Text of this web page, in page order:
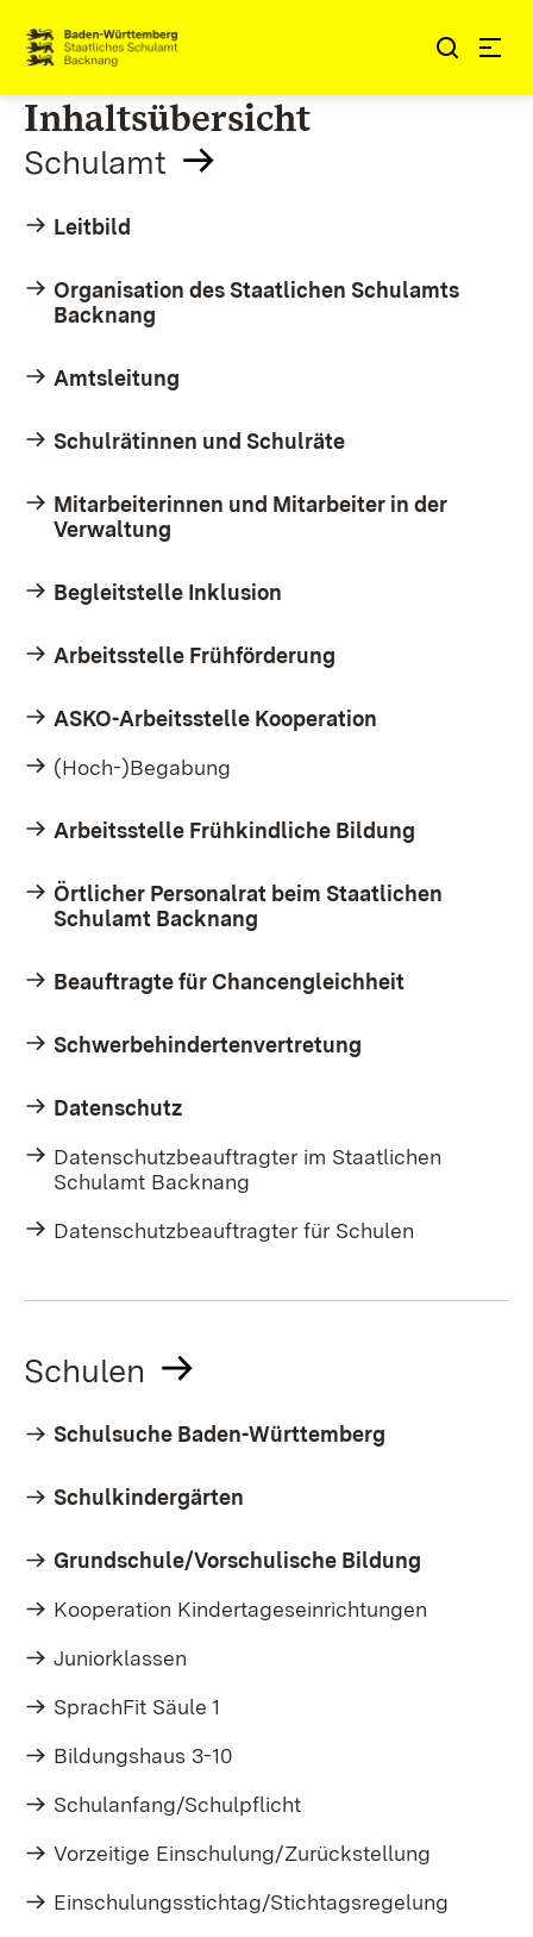
Zum Inhalt springen
Link zur Startseite
Inhaltsübersicht
Schulamt
Leitbild
Organisation des Staatlichen Schulamts
Backnang
Amtsleitung
Schulrätinnen und Schulräte
Mitarbeiterinnen und Mitarbeiter in der
Verwaltung
Begleitstelle Inklusion
Arbeitsstelle Frühförderung
ASKO-Arbeitsstelle Kooperation
(Hoch-)Begabung
Arbeitsstelle Frühkindliche Bildung
Örtlicher Personalrat beim Staatlichen
Schulamt Backnang
Beauftragte für Chancengleichheit
Schwerbehindertenvertretung
Datenschutz
Datenschutzbeauftragter im Staatlichen
Schulamt Backnang
Datenschutzbeauftragter für Schulen
Schulen
Schulsuche Baden-Württemberg
Schulkindergärten
Grundschule/Vorschulische Bildung
Kooperation Kindertageseinrichtungen
Juniorklassen
SprachFit Säule 1
Bildungshaus 3-10
Schulanfang/Schulpflicht
Vorzeitige Einschulung/Zurückstellung
Einschulungsstichtag/Stichtagsregelung